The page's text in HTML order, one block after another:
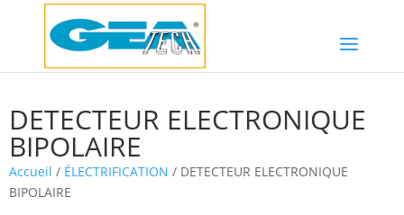
DETECTEUR ELECTRONIQUE
BIPOLAIRE
Accueil / ÉLECTRIFICATION / DETECTEUR ELECTRONIQUE
BIPOLAIRE